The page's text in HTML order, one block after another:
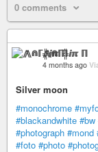
0 comments
⨇⋒ℾ╬ⅈℼ ℿ
4 months ago
Silver moon
#monochrome
#blackandwhite #bw
#photograph #mond
#foto #photo